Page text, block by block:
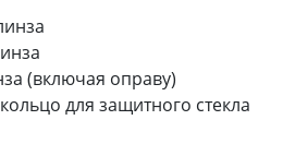
(включая оправу)
для защитного стекла